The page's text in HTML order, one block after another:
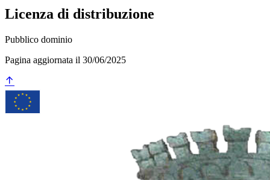
Licenza di distribuzione
Pubblico dominio
Pagina aggiornata il 30/06/2025